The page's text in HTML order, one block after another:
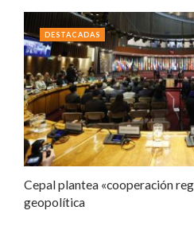
Cepal plantea «cooperación
geopolítica
DESTACADAS